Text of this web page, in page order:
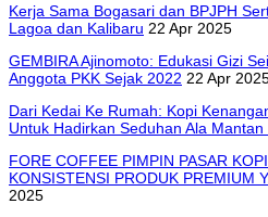
Kerja Sama Bogasari dan BPJPH
Lagoa dan Kalibaru 22 Apr 2025
GEMBIRA Ajinomoto: Edukasi Gizi
Anggota PKK Sejak 2022 22 Apr
Dari Kedai Ke Rumah: Kopi
Untuk Hadirkan Seduhan Ala Mantan
FORE COFFEE PIMPIN PASAR
KONSISTENSI PRODUK PREMIUM
2025